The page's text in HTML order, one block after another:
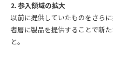
2. 参入領域の拡大
以前に提供していたものをさら
者層に製品を提供することで新
と。